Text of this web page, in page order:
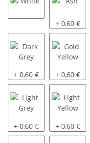
Ash
+ 0,60 €
Dark Grey
+ 0,60 € Gold Yellow
+ 0,60 €
Light Grey
+ 0,60 € Light Yellow
+ 0,60 €